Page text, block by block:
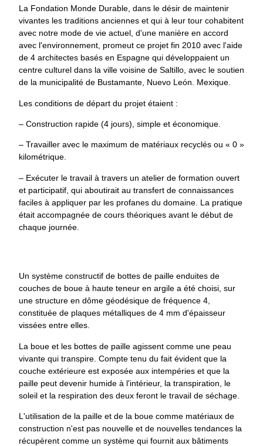
La Fondation Monde Durable, dans le désir de maintenir
vivantes les traditions anciennes et qui à leur tour cohabitent
avec notre mode de vie actuel, d'une manière en accord
avec l'environnement, promeut ce projet fin 2010 avec l'aide
de 4 architectes basés en Espagne qui développaient un
centre culturel dans la ville voisine de Saltillo, avec le soutien
de la municipalité de Bustamante, Nuevo León. Mexique.
Les conditions de départ du projet étaient :
– Construction rapide (4 jours), simple et économique.
– Travailler avec le maximum de matériaux recyclés ou « 0 »
kilométrique.
– Exécuter le travail à travers un atelier de formation ouvert
et participatif, qui aboutirait au transfert de connaissances
faciles à appliquer par les profanes du domaine. La pratique
était accompagnée de cours théoriques avant le début de
chaque journée.
Un système constructif de bottes de paille enduites de
couches de boue à haute teneur en argile a été choisi, sur
une structure en dôme géodésique de fréquence 4,
constituée de plaques métalliques de 4 mm d'épaisseur
vissées entre elles.
La boue et les bottes de paille agissent comme une peau
vivante qui transpire. Compte tenu du fait évident que la
couche extérieure est exposée aux intempéries et que la
paille peut devenir humide à l'intérieur, la transpiration, le
soleil et la respiration des deux feront le travail de séchage.
L'utilisation de la paille et de la boue comme matériaux de
construction n'est pas nouvelle et de nouvelles tendances la
récupèrent comme un système qui fournit aux bâtiments